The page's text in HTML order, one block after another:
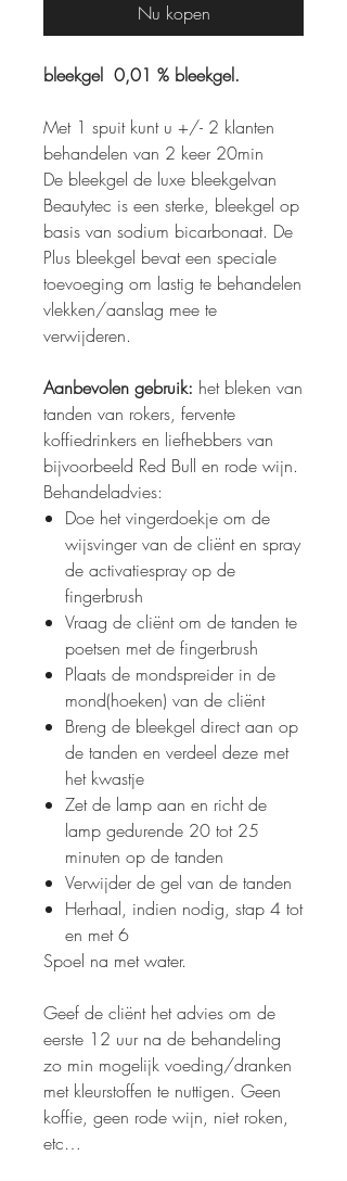
Nu kopen
bleekgel 0,01 % bleekgel.
Met 1 spuit kunt u +/- 2 klanten
behandelen van 2 keer 20min
De bleekgel de luxe bleekgelvan
Beautytec is een sterke, bleekgel op
basis van sodium bicarbonaat. De
Plus bleekgel bevat een speciale
toevoeging om lastig te behandelen
vlekken/aanslag mee te
verwijderen.
Aanbevolen gebruik: het bleken van
tanden van rokers, fervente
koffiedrinkers en liefhebbers van
bijvoorbeeld Red Bull en rode wijn.
Behandeladvies:
Doe het vingerdoekje om de
wijsvinger van de cliënt en spray
de activatiespray op de
fingerbrush
Vraag de cliënt om de tanden te
poetsen met de fingerbrush
Plaats de mondspreider in de
mond(hoeken) van de cliënt
Breng de bleekgel direct aan op
de tanden en verdeel deze met
het kwastje
Zet de lamp aan en richt de
lamp gedurende 20 tot 25
minuten op de tanden
Verwijder de gel van de tanden
Herhaal, indien nodig, stap 4 tot
en met 6
Spoel na met water.
Geef de cliënt het advies om de
eerste 12 uur na de behandeling
zo min mogelijk voeding/dranken
met kleurstoffen te nuttigen. Geen
koffie, geen rode wijn, niet roken,
etc…